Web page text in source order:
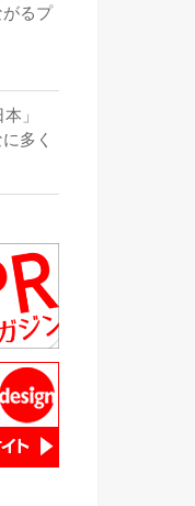
るプ
本」
多く